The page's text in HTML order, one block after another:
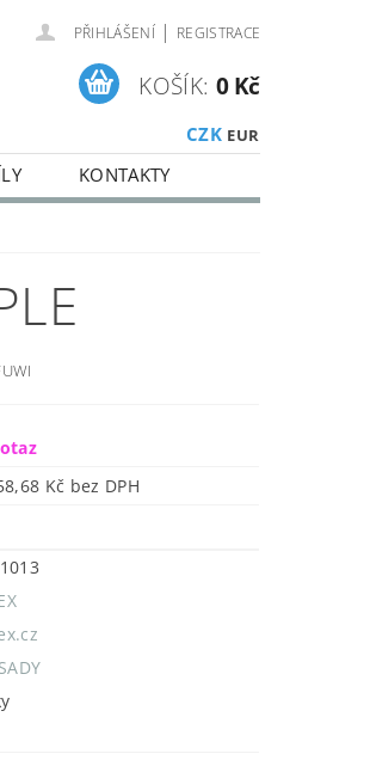
PŘIHLÁŠENÍ | REGISTRACE
CZK EUR
KOŠÍK: 0 Kč
KONTAKTY
23 958,68 Kč bez DPH